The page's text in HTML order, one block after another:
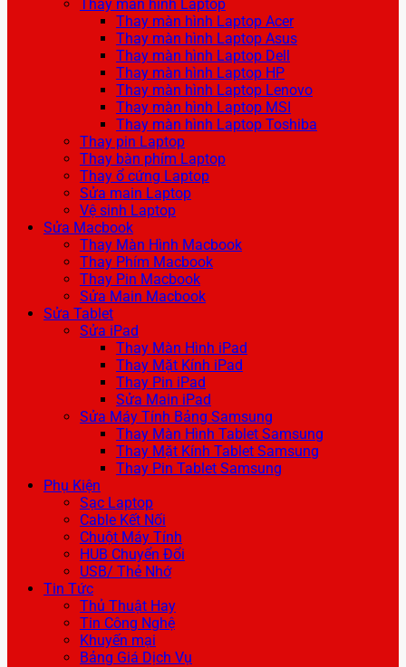
Thay màn hình Laptop
Thay màn hình Laptop Acer
Thay màn hình Laptop Asus
Thay màn hình Laptop Dell
Thay màn hình Laptop HP
Thay màn hình Laptop Lenovo
Thay màn hình Laptop MSI
Thay màn hình Laptop Toshiba
Thay pin Laptop
Thay bàn phím Laptop
Thay ổ cứng Laptop
Sửa main Laptop
Vệ sinh Laptop
Sửa Macbook
Thay Màn Hình Macbook
Thay Phím Macbook
Thay Pin Macbook
Sửa Main Macbook
Sửa Tablet
Sửa iPad
Thay Màn Hình iPad
Thay Mặt Kính iPad
Thay Pin iPad
Sửa Main iPad
Sửa Máy Tính Bảng Samsung
Thay Màn Hình Tablet Samsung
Thay Mặt Kính Tablet Samsung
Thay Pin Tablet Samsung
Phụ Kiện
Sạc Laptop
Cable Kết Nối
Chuột Máy Tính
HUB Chuyển Đổi
USB/ Thẻ Nhớ
Tin Tức
Thủ Thuật Hay
Tin Công Nghệ
Khuyến mại
Bảng Giá Dịch Vụ